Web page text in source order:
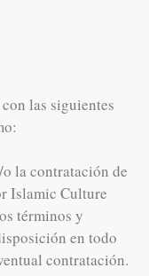
las siguientes
la contratación de
Islamic Culture
términos y
en todo
contratación.